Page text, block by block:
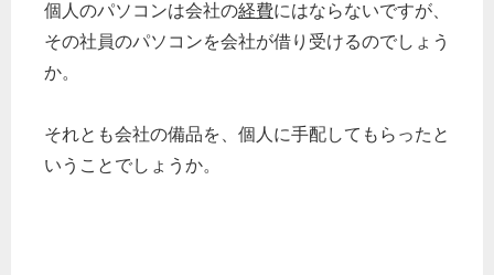
個人のパソコンは会社の経費にはならないですが、
その社員のパソコンを会社が借り受けるのでしょう
か。
それとも会社の備品を、個人に手配してもらったと
いうことでしょうか。